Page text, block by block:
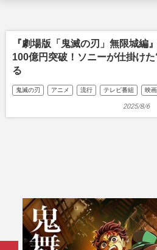
『劇場版「鬼滅の刃」無限城編
100億円突破！ソニーが仕掛け
る
鬼滅の刃 アニメ 流行 テレビ番組 映画
2025/8/6